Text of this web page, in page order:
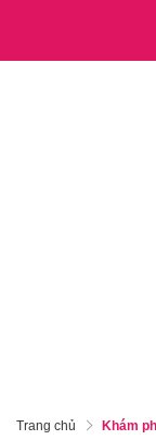
Trang chủ Khám